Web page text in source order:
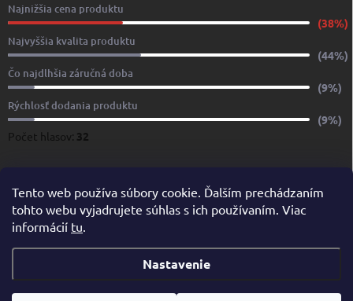
Tento web používa súbory cookie. Ďalším prechádzaním
tohto webu vyjadrujete súhlas s ich používaním. Viac
informácií tu.
Nastavenie
Najnižšia cena produktu
(38%)
Najvyššia kvalita produktu
(44%)
Čo najdlhšia záručná doba
(9%)
Rýchlosť dodania produktu
(9%)
Počet hlasov: 32
www.yachtshop.sk www.limoservices.sk www.taxisluzba.com
www.airporttaxi.sk www.taxischwechat.sk
Copyright 2026YACHTSHOP.SK. Všetky práva vyhradené.Upraviť